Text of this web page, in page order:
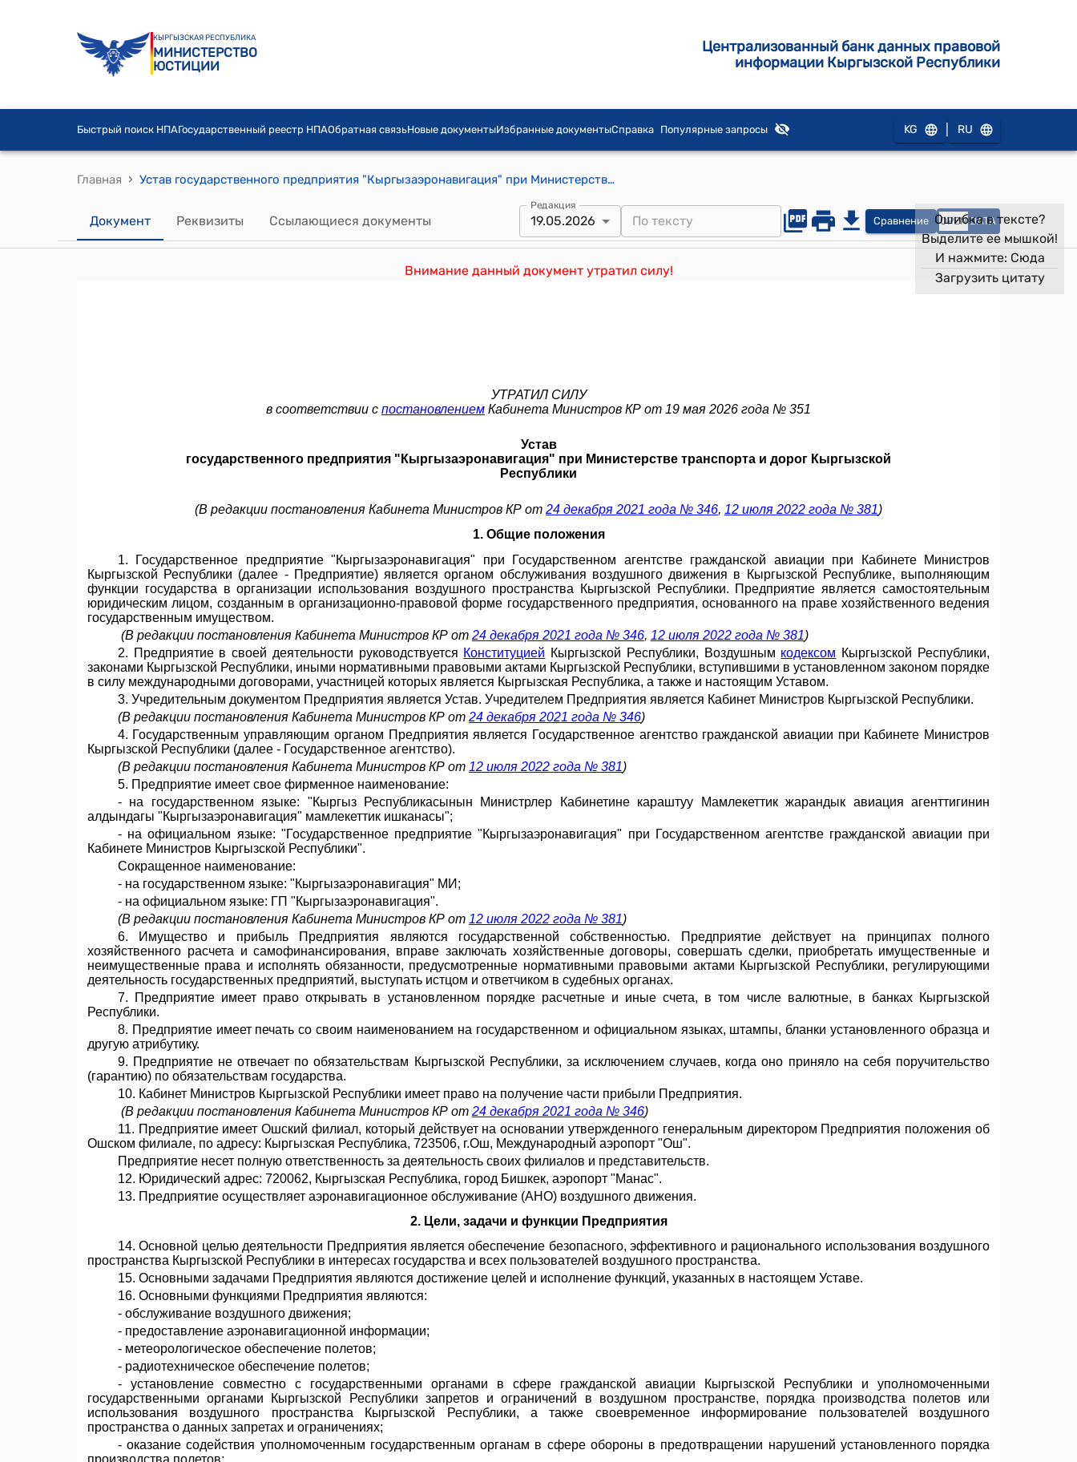
КЫРГЫЗСКАЯ РЕСПУБЛИКА
МИНИСТЕРСТВО
ЮСТИЦИИ
Централизованный банк данных правовой
информации Кыргызской Республики
Быстрый поиск НПАГосударственный реестр НПАОбратная связьНовые документыИзбранные документыСправка Популярные запросы KG RU
Главная › Устав государственного предприятия "Кыргызаэронавигация" при Министерстве транспорта и дорог Кыргызской Республики (к постановлению Правительства Кыргызской Республики от 1 декабря 2020 года № 585)
Документ Реквизиты Ссылающиеся документы
Редакция
19.05.2026 Сравнение OPEN DATA
Внимание данный документ утратил силу!
Ошибка в тексте?
Выделите ее мышкой!
И нажмите: Сюда
Загрузить цитату